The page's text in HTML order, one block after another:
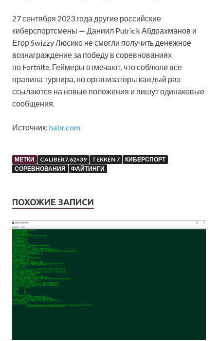
27 сентября 2023 года другие российские
киберспортсмены — Даниил Putrick Абдрахманов и
Егор Swizzy Люсико не смогли получить денежное
вознаграждение за победу в соревнованиях
по Fortnite. Геймеры отмечают, что соблюли все
правила турнира, но организаторы каждый раз
ссылаются на новые положения и пишут одинаковые
сообщения.
Источник: habr.com
МЕТКИ CALIBER7.62×39 TEKKEN 7
КИБЕРСПОРТ
СОРЕВНОВАНИЯ
ФАЙТИНГИ
ПОХОЖИЕ ЗАПИСИ